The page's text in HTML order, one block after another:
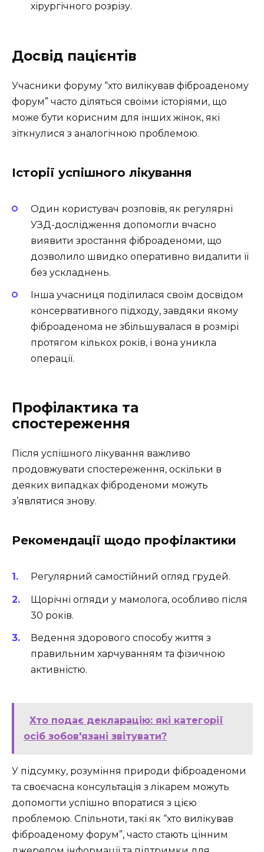
хірургічного розрізу.
Досвід пацієнтів
Учасники форуму “хто вилікував фіброаденому
форум” часто діляться своїми історіями, що
може бути корисним для інших жінок, які
зіткнулися з аналогічною проблемою.
Історії успішного лікування
Один користувач розповів, як регулярні
УЗД-дослідження допомогли вчасно
виявити зростання фіброаденоми, що
дозволило швидко оперативно видалити її
без ускладнень.
Інша учасниця поділилася своїм досвідом
консервативного підходу, завдяки якому
фіброаденома не збільшувалася в розмірі
протягом кількох років, і вона уникла
операції.
Профілактика та
спостереження
Після успішного лікування важливо
продовжувати спостереження, оскільки в
деяких випадках фіброденоми можуть
з’являтися знову.
Рекомендації щодо профілактики
Регулярний самостійний огляд грудей.
Щорічні огляди у мамолога, особливо після
30 років.
Ведення здорового способу життя з
правильним харчуванням та фізичною
активністю.
Хто подає декларацію: які категорії
осіб зобов'язані звітувати?
У підсумку, розуміння природи фіброаденоми
та своєчасна консультація з лікарем можуть
допомогти успішно впоратися з цією
проблемою. Спільноти, такі як “хто вилікував
фіброаденому форум”, часто стають цінним